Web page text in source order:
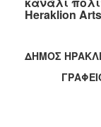
2022
Heraklion
ΔΗΜΟΣ
ΓΡΑΦΕΙΟ